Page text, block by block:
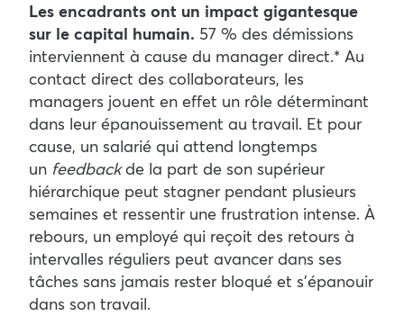
Les encadrants ont un impact gigantesque
sur le capital humain. 57 % des démissions
interviennent à cause du manager direct.* Au
contact direct des collaborateurs, les
managers jouent en effet un rôle déterminant
dans leur épanouissement au travail. Et pour
cause, un salarié qui attend longtemps
un feedbackde la part de son supérieur
hiérarchique peut stagner pendant plusieurs
semaines et ressentir une frustration intense. À
rebours, un employé qui reçoit des retours à
intervalles réguliers peut avancer dans ses
tâches sans jamais rester bloqué et s’épanouir
dans son travail.